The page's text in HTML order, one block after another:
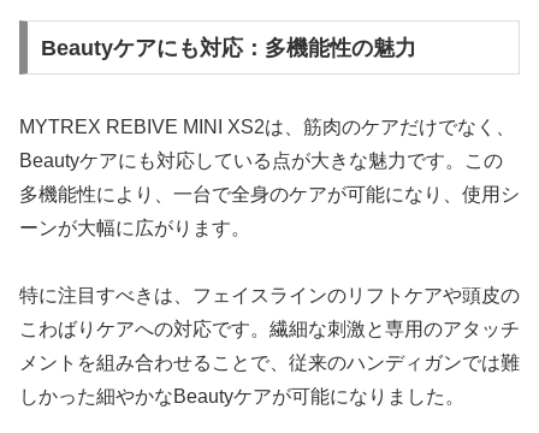
Beautyケアにも対応：多機能性の魅力
MYTREX REBIVE MINI XS2は、筋肉のケアだけでなく、
Beautyケアにも対応している点が大きな魅力です。この
多機能性により、一台で全身のケアが可能になり、使用シ
ーンが大幅に広がります。
特に注目すべきは、フェイスラインのリフトケアや頭皮の
こわばりケアへの対応です。繊細な刺激と専用のアタッチ
メントを組み合わせることで、従来のハンディガンでは難
しかった細やかなBeautyケアが可能になりました。